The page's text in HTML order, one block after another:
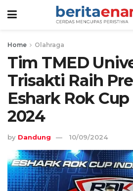
Home Olahraga
Tim TMED
Trisakti Raih
Eshark Rok
2024
by Dandung 10/09/2024